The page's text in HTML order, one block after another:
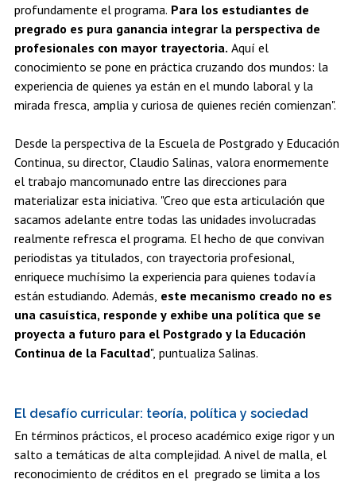
profundamente el programa. Para los estudiantes de
pregrado es pura ganancia integrar la perspectiva de
profesionales con mayor trayectoria. Aquí el
conocimiento se pone en práctica cruzando dos mundos: la
experiencia de quienes ya están en el mundo laboral y la
mirada fresca, amplia y curiosa de quienes recién comienzan".
Desde la perspectiva de la Escuela de Postgrado y Educación
Continua, su director, Claudio Salinas, valora enormemente
el trabajo mancomunado entre las direcciones para
materializar esta iniciativa. "Creo que esta articulación que
sacamos adelante entre todas las unidades involucradas
realmente refresca el programa. El hecho de que convivan
periodistas ya titulados, con trayectoria profesional,
enriquece muchísimo la experiencia para quienes todavía
están estudiando. Además, este mecanismo creado no es
una casuística, responde y exhibe una política que se
proyecta a futuro para el Postgrado y la Educación
Continua de la Facultad", puntualiza Salinas.
El desafío curricular: teoría, política y sociedad
En términos prácticos, el proceso académico exige rigor y un
salto a temáticas de alta complejidad. A nivel de malla, el
reconocimiento de créditos en el pregrado se limita a los